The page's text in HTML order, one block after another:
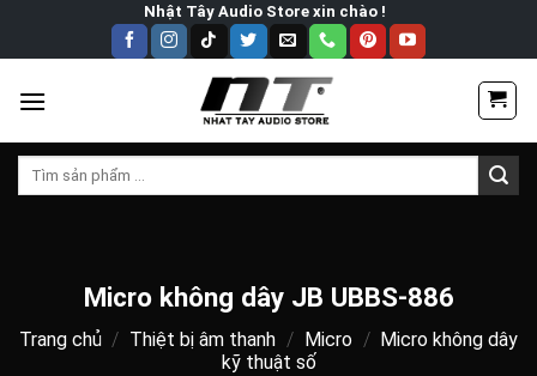
Nhật Tây Audio Store xin chào !
Tìm
Micro không dây JB UBBS-886
Trang chủ / Thiệt bị âm thanh / Micro /
Micro không dây
kỹ thuật số